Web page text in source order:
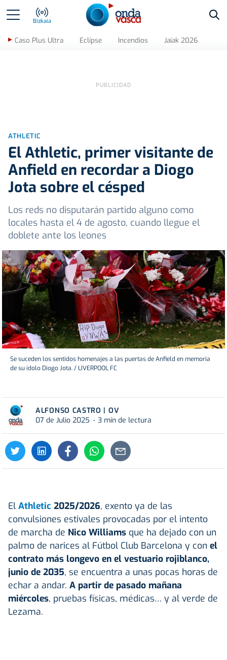
Bizkaia
Caso Plus Ultra Eclipse Incendios Jaiak 2026
ATHLETIC
El Athletic, primer visitante de
Anfield en recordar a Diogo
Jota sobre el césped
Los reds no disputarán partido alguno como
locales hasta el 4 de agosto, cuando llegue el
doblete ante los leones
Se suceden los sentidos homenajes a las puertas de Anfield en memoria
de su ídolo Diogo Jota. / LIVERPOOL FC
ALFONSO CASTRO | OV
07 de Julio 2025
3 min de lectura
El Athletic 2025/2026, exento ya de las
convulsiones estivales provocadas por el intento
de marcha de Nico Williams que ha dejado con un
palmo de narices al Fútbol Club Barcelona y con el
contrato más longevo en el vestuario rojiblanco,
junio de 2035, se encuentra a unas pocas horas de
echar a andar. A partir de pasado mañana
miércoles, pruebas físicas, médicas… y al verde de
Lezama.